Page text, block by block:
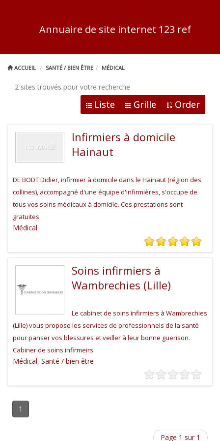
Annuaire de site internet 123 ref
ACCUEIL SANTÉ / BIEN ÊTRE MÉDICAL
2 sites trouvés pour votre recherche
Liste Grille Order
Infirmiers à domicile
Hainaut
DE BODT Didier, infirmier à domicile dans le Hainaut (région des
collines), accompagné d'une équipe d'infirmières, s'occupe de
tous vos soins médicaux à domicile. Ces prestations sont
gratuites
Médical
Soins infirmiers à
Wambrechies (Lille)
Le cabinet de soins infirmiers à Wambrechies
(Lille) vous propose les services de professionnels de la santé
pour panser vos blessures et veiller à leur bonne guerison.
Cabiner de soins infirmeirs
Médical, Santé / bien être
1
Page 1 sur 1